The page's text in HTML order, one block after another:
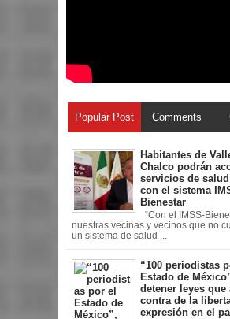
Popular Post Comments
Habitantes de
Chalco podrán
servicios de
con el sistema
Bienestar
“Con el IMSS-
nuestras vecinas y vecinos que no
un sistema de salud ...
“100 periodistas
Estado de
detener leyes que
contra de la
expresión en el